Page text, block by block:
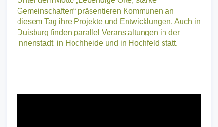
bundesweiten Tags der Städtebauförderung 2026.
Unter dem Motto „Lebendige Orte, starke
Gemeinschaften“ präsentieren Kommunen an
diesem Tag ihre Projekte und Entwicklungen. Auch in
Duisburg finden parallel Veranstaltungen in der